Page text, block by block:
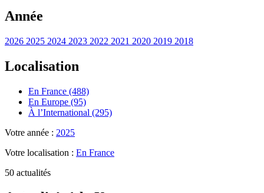
Année
2026 2025 2024 2023 2022 2021 2020 2019 2018
Localisation
En France (488)
En Europe (95)
À l’International (295)
Votre année : 2025
Votre localisation : En France
50 actualités